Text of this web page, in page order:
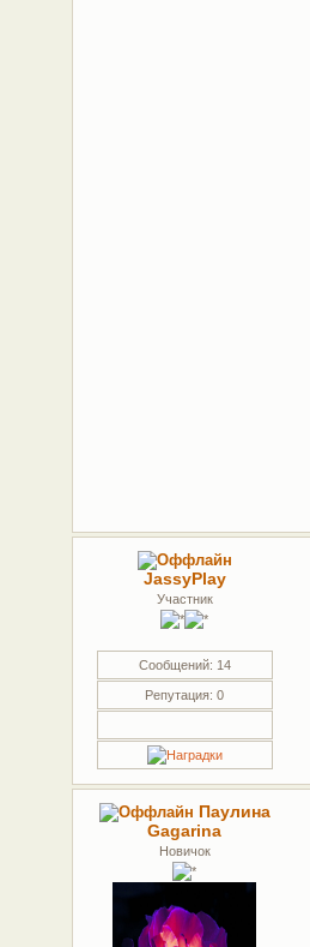
JassyPlay
Участник
Сообщений: 14
Репутация: 0
Паулина
Gagarina
Новичок